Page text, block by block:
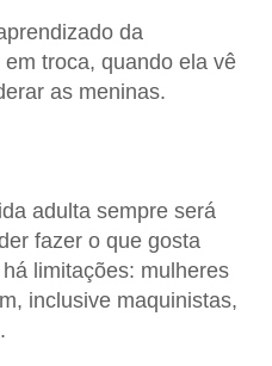
da
troca, quando ela vê
as meninas.
adulta sempre será
fazer o que gosta
limitações: mulheres
inclusive maquinistas,